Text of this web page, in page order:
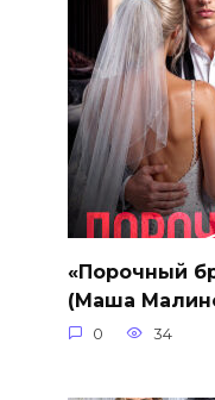
«Порочный
(Маша
0 34